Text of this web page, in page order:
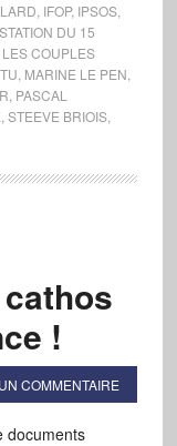
IFOP, IPSOS,
DU 15
COUPLES
MARINE LE PEN
PASCAL
STEEVE BRIOIS,
!
COMMENTAIRE
documents